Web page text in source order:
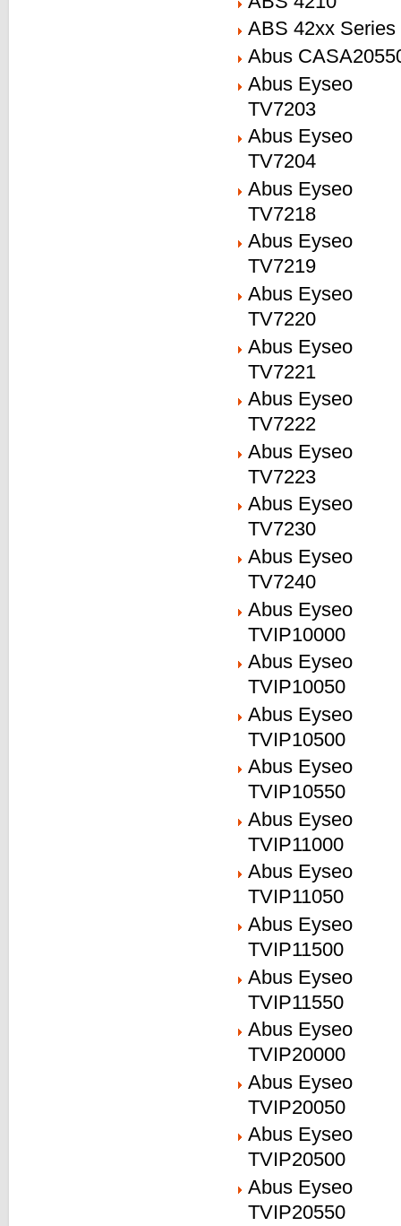
ABS 42xx Series
Abus
Abus Eyseo
TV7203
Abus Eyseo
TV7204
Abus Eyseo
TV7218
Abus Eyseo
TV7219
Abus Eyseo
TV7220
Abus Eyseo
TV7221
Abus Eyseo
TV7222
Abus Eyseo
TV7223
Abus Eyseo
TV7230
Abus Eyseo
TV7240
Abus Eyseo
TVIP10000
Abus Eyseo
TVIP10050
Abus Eyseo
TVIP10500
Abus Eyseo
TVIP10550
Abus Eyseo
TVIP11000
Abus Eyseo
TVIP11050
Abus Eyseo
TVIP11500
Abus Eyseo
TVIP11550
Abus Eyseo
TVIP20000
Abus Eyseo
TVIP20050
Abus Eyseo
TVIP20500
Abus Eyseo
TVIP20550